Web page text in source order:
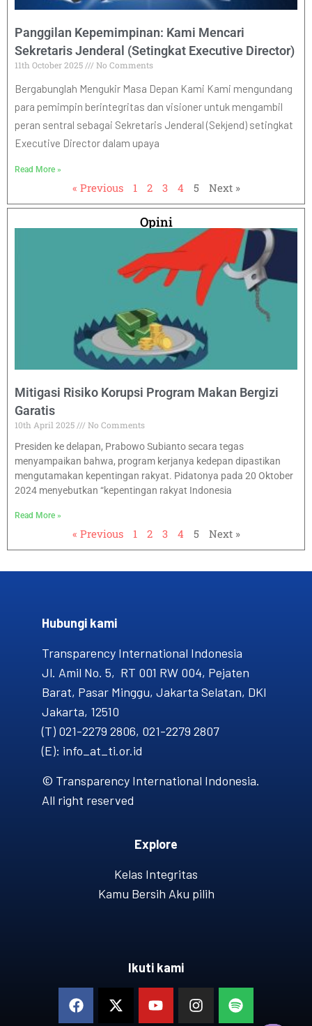
Panggilan Kepemimpinan: Kami Mencari
Sekretaris Jenderal (Setingkat Executive Director)
11th October 2025 No Comments
Bergabunglah Mengukir Masa Depan Kami Kami mengundang
para pemimpin berintegritas dan visioner untuk mengambil
peran sentral sebagai Sekretaris Jenderal (Sekjend) setingkat
Executive Director dalam upaya
Read More »
« Previous 1 2 3 4 5 Next »
Opini
Mitigasi Risiko Korupsi Program Makan Bergizi
Garatis
10th April 2025
No Comments
Presiden ke delapan, Prabowo Subianto secara tegas
menyampaikan bahwa, program kerjanya kedepan dipastikan
mengutamakan kepentingan rakyat. Pidatonya pada 20 Oktober
2024 menyebutkan “kepentingan rakyat Indonesia
Read More »
« Previous 1 2 3 4 5 Next »
Hubungi kami​
Transparency International Indonesia
Jl. Amil No. 5, RT 001 RW 004, Pejaten
Barat, Pasar Minggu, Jakarta Selatan, DKI
Jakarta, 12510
(T) 021-2279 2806, 021-2279 2807
(E): info_at_ti.or.id
© Transparency International Indonesia.
All right reserved
Explore
Kelas Integritas
Kamu Bersih Aku pilih
Ikuti kami